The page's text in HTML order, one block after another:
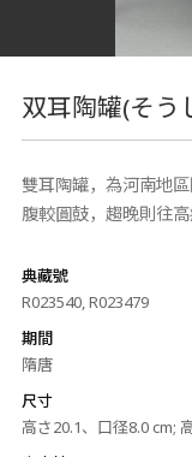
双耳陶罐(そう
雙耳陶罐，為河南地
腹較圓鼓，趨晚則往高
典藏號
R023540, R023479
期間
隋唐
尺寸
高さ20.1、口径8.0 cm;